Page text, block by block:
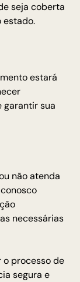
seja coberta
estado.
estará
garantir sua
não atenda
necessárias
processo de
segura e